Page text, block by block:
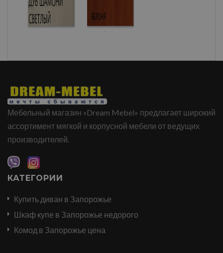
Мебельный магазин «Dream Mebel» предлагает широкий
ассортимент мягкой и корпусной мебели от ведущих
производителей.
КАТЕГОРИИ
Купить диван в Запорожье
Шкаф купе в Запорожье недорого
Комод в Запорожье цена